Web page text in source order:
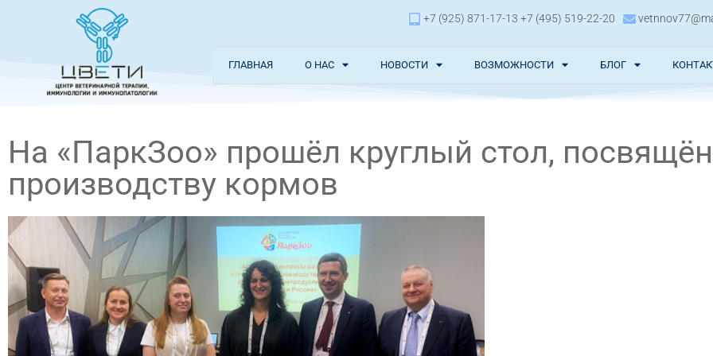
+7 (925) 871-17-13 +7 (495) 519-22-20
ГЛАВНАЯ О НАС НОВОСТИ ВОЗМОЖНОСТИ БЛОГ
На «ПаркЗоо» прошёл круглый стол,
производству кормов